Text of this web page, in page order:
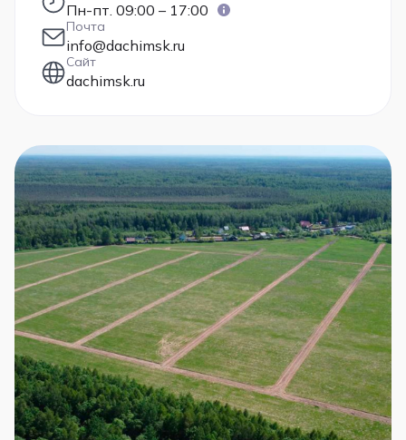
Пн-пт. 09:00 – 17:00
Почта
info@dachimsk.ru
Сайт
dachimsk.ru